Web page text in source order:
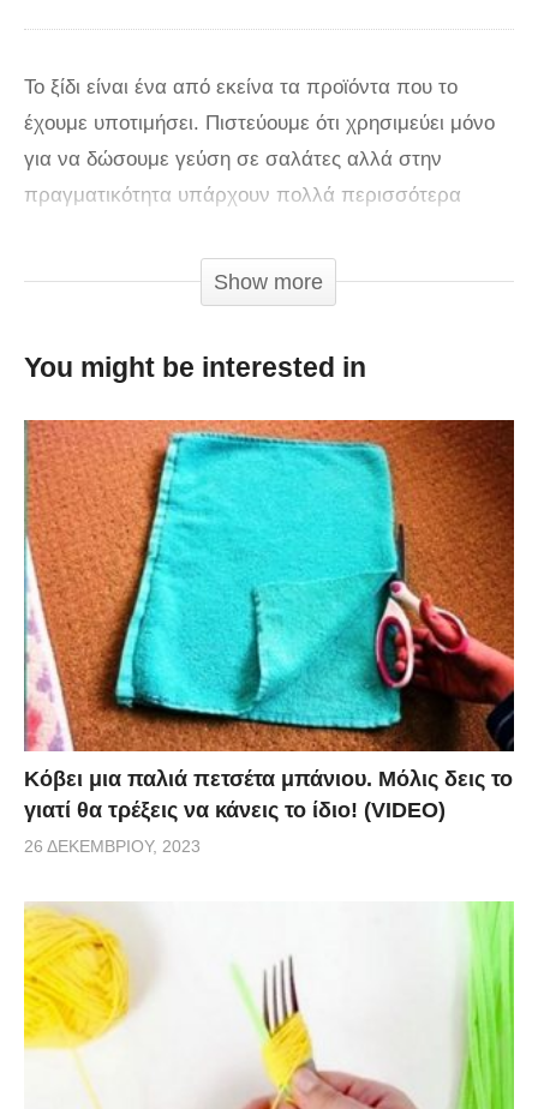
Το ξίδι είναι ένα από εκείνα τα προϊόντα που το
έχουμε υποτιμήσει. Πιστεύουμε ότι χρησιμεύει μόνο
για να δώσουμε γεύση σε σαλάτες αλλά στην
πραγματικότητα υπάρχουν πολλά περισσότερα
το υγρό προέρχεται από την ζύμωση του αλκοόλ,
όπως το κρασί ή και από μήλο. Μόλις υποστεί
από 3% έως 5% οξικό οξύ σε νερό.
Τα φυσικά ξύδια περιέχουν επίσης μικρές ποσότητες
τρυγικού οξέος και κιτρικού οξέος. Αυτά τα οξέα
κάνουν το ξύδι ένα χρήσιμο φυσικό προϊόν
καθαρισμού, το οποίο χρησιμοποιείται ορθά ή σε
συνδυασμό με μαγιά και νερό. Στο βίντεο θα δούμε
10 πιθανές χρήσεις και πρακτικές που δίνουν στο
ξύδι μεγάλη αξία.
via
Show more
You might be interested in
Κόβει μια παλιά πετσέτα μπάνιου. Μόλις δεις το
γιατί θα τρέξεις να κάνεις το ίδιο! (VIDEO)
26 ΔΕΚΕΜΒΡΊΟΥ, 2023